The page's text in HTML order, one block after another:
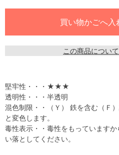
この商品につい
堅牢性・・・★★★
透明性・・・半透明
混色制限・・（Ｙ） 鉄を含む（Ｆ
と変色します。
毒性表示・・毒性をもっています
い落としてください。